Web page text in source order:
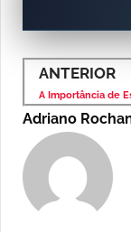
ANTERIOR
Adriano Rocha